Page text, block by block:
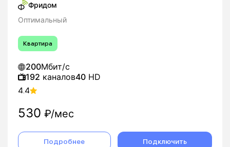
Фридом
Оптимальный
Квартира
200Мбит/с
192 каналов40 HD
4.4
530 ₽/мес
Подробнее Подключить